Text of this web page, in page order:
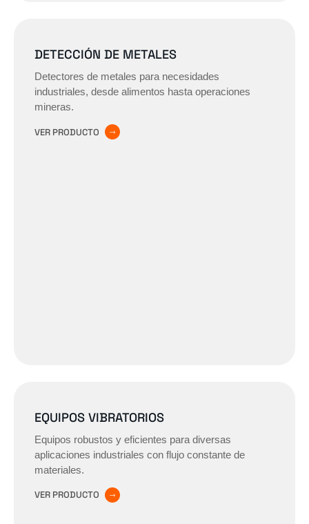
DETECCIÓN DE METALES
Detectores de metales para necesidades
industriales, desde alimentos hasta operaciones
mineras.
VER PRODUCTO
EQUIPOS VIBRATORIOS
Equipos robustos y eficientes para diversas
aplicaciones industriales con flujo constante de
materiales.
VER PRODUCTO